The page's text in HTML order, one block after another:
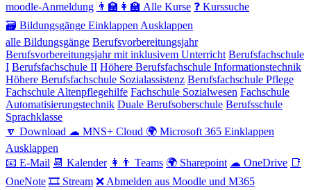
moodle-Anmeldung 👨‍🏫👩‍🏫 Alle Kurse ❓ Kurssuche
🗃 Bildungsgänge Einklappen Ausklappen
alle Bildungsgänge Berufsvorbereitungsjahr
Berufsvorbereitungsjahr mit inklusivem Unterricht Berufsfachschule
I Berufsfachschule II Höhere Berufsfachschule Informationstechnik
Höhere Berufsfachschule Sozialassistenz Berufsfachschule Pflege
Fachschule Altenpflegehilfe Fachschule Sozialwesen Fachschule
Automatisierungstechnik Duale Berufsoberschule Berufsschule
Sprachklasse
🔽 Download ☁ MNS+ Cloud 🌍 Microsoft 365 Einklappen
Ausklappen
📧 E-Mail 📆 Kalender 👩👨 Teams 🌍 Sharepoint ☁ OneDrive 📑
OneNote 🎞 Stream ❌ Abmelden aus Moodle und M365